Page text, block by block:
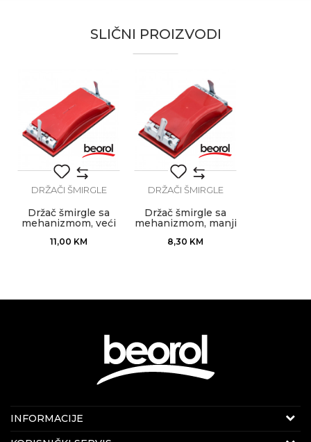
POŠALJI
SLIČNI PROIZVODI
DRŽAČI ŠMIRGLE
Držač šmirgle sa
mehanizmom, veći
11,00 KM
DRŽAČI ŠMIRGLE
Držač šmirgle sa
mehanizmom, manji
8,30 KM
Internet prodaja
E-mail: beorolshop@beorol.ba
INFORMACIJE